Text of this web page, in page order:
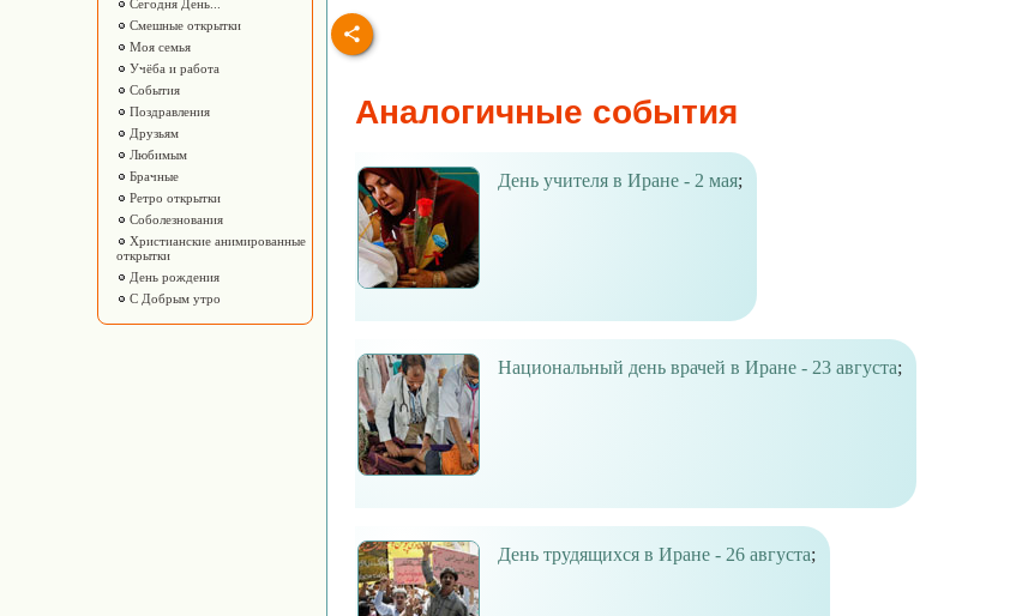
Сегодня День...
Смешные открытки
Моя семья
Учёба и работа
События
Поздравления
Друзьям
Любимым
Брачные
Ретро открытки
Соболезнования
Христианские анимированные
открытки
День рождения
С Добрым утро
Аналогичные события
День учителя в Иране - 2 мая;
Национальный день врачей в Иране - 23 августа;
День трудящихся в Иране - 26 августа;